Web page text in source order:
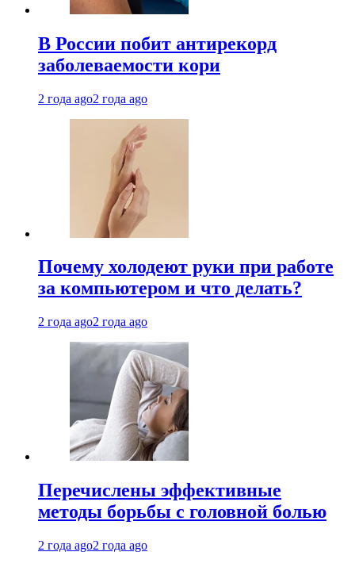
В России побит антирекорд
заболеваемости кори
2 года ago2 года ago
Почему холодеют руки при работе
за компьютером и что делать?
2 года ago2 года ago
Перечислены эффективные
методы борьбы с головной болью
2 года ago2 года ago